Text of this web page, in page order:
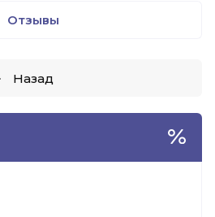
Отзывы
Назад